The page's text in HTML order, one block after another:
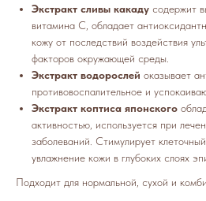
Экстракт сливы какаду содержит
витамина С, обладает
кожу от последствий воздействия
факторов окружающей среды.
Экстракт водорослей оказывает
противовоспалительное и
Экстракт коптиса японского
активностью, используется при
заболеваний. Стимулирует
увлажнение кожи в глубоких слоях
Подходит для нормальной, сухой и